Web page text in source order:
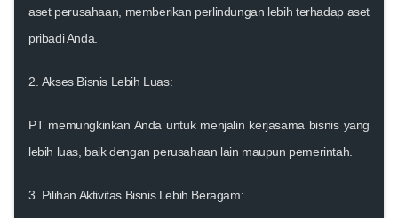
aset perusahaan, memberikan perlindungan lebih terhadap aset
pribadi Anda.
2. Akses Bisnis Lebih Luas:
PT memungkinkan Anda untuk menjalin kerjasama bisnis yang
lebih luas, baik dengan perusahaan lain maupun pemerintah.
3. Pilihan Aktivitas Bisnis Lebih Beragam: